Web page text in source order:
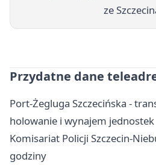
ze
Przydatne dane
Port-Żegluga Szczecińska -
holowanie i wynajem jednostek
Komisariat Policji Szczecin-
godziny